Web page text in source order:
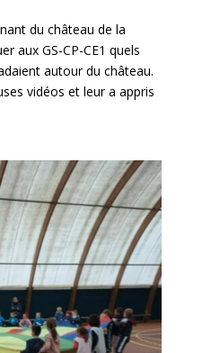
du château de la
aux GS-CP-CE1 quels
autour du château.
vidéos et leur a appris